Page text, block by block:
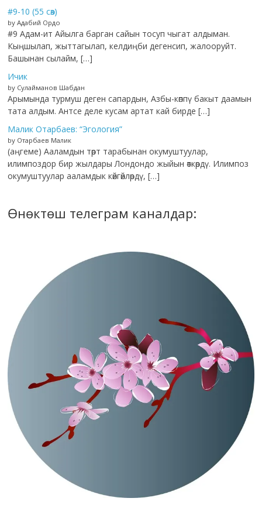
#9-10 (55 сөз)
by Адабий Ордо
#9 Адам-ит Айылга барган сайын тосуп чыгат алдыман.
Кыңшылап, жыттагылап, келдиңби дегенсип, жалооруйт.
Башынан сылайм, […]
Ичик
by Сулайманов Шабдан
Арымында турмуш деген сапардын, Азбы-көппү бакыт даамын
тата алдым. Антсе деле кусам артат кай бирде […]
Малик Отарбаев: “Эгология”
by Отарбаев Малик
(аңгеме) Ааламдын төрт тарабынан окумуштуулар,
илимпоздор бир жылдары Лондондо жыйын өткөрдү. Илимпоз
окумуштуулар ааламдык көйгөйлөрдү, […]
Өнөктөш телеграм каналдар: